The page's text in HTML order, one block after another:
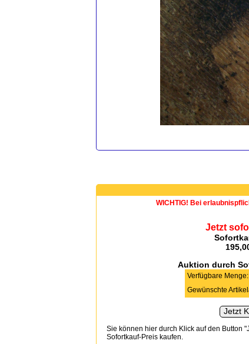
WICHTIG! Bei
Jetzt
Auktion durch
Verfügbare Menge:
Gewünschte
Sie können hier durch Klick auf den Button
Sofortkauf-Preis kaufen.